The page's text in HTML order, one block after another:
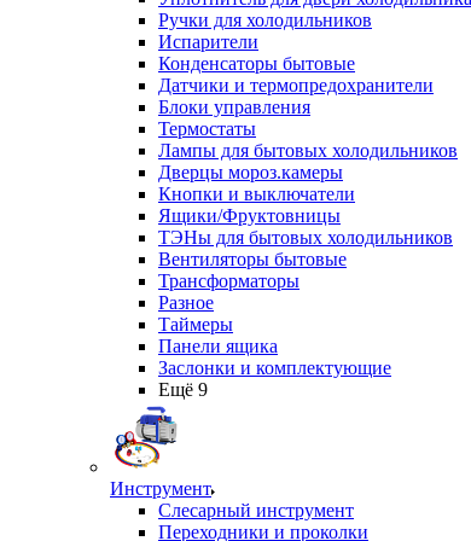
Ручки для холодильников
Испарители
Конденсаторы бытовые
Датчики и термопредохранители
Блоки управления
Термостаты
Лампы для бытовых холодильников
Дверцы мороз.камеры
Кнопки и выключатели
Ящики/Фруктовницы
ТЭНы для бытовых холодильников
Вентиляторы бытовые
Трансформаторы
Разное
Таймеры
Панели ящика
Заслонки и комплектующие
Ещё 9
Инструмент
Слесарный инструмент
Переходники и проколки